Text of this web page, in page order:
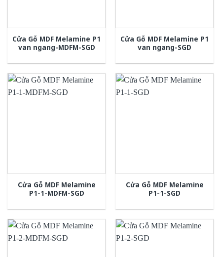
Cửa Gỗ MDF Melamine P1
van ngang-MDFM-SGD
Cửa Gỗ MDF Melamine P1
van ngang-SGD
Cửa Gỗ MDF Melamine
P1-1-MDFM-SGD
Cửa Gỗ MDF Melamine
P1-1-SGD